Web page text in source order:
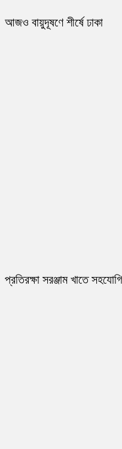
আজও বায়ুদূষণে শীর্ষে ঢাকা
প্রতিরক্ষা সরঞ্জাম খাতে